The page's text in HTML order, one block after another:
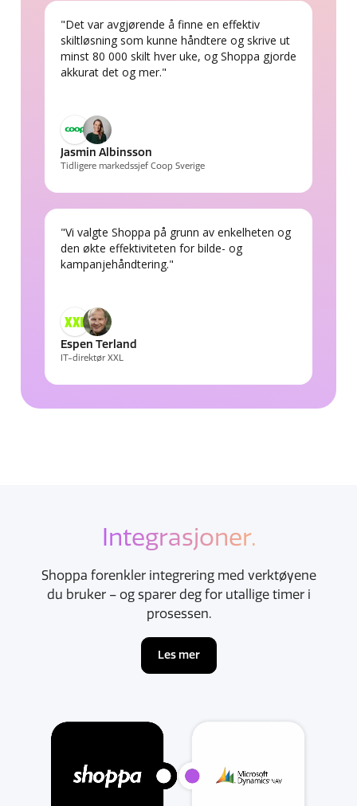
"Det var avgjørende å finne en effektiv
skiltløsning som kunne håndtere og skrive ut
minst 80 000 skilt hver uke, og Shoppa gjorde
akkurat det og mer."
Jasmin Albinsson
Tidligere markedssjef Coop Sverige
"Vi valgte Shoppa på grunn av enkelheten og
den økte effektiviteten for bilde- og
kampanjehåndtering."
Espen Terland
IT-direktør XXL
Integrasjoner.
Shoppa forenkler integrering med verktøyene
du bruker – og sparer deg for utallige timer i
prosessen.
Les mer